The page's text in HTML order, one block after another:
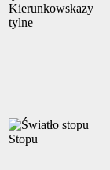
Kierunkowskazy
tylne
Stopu